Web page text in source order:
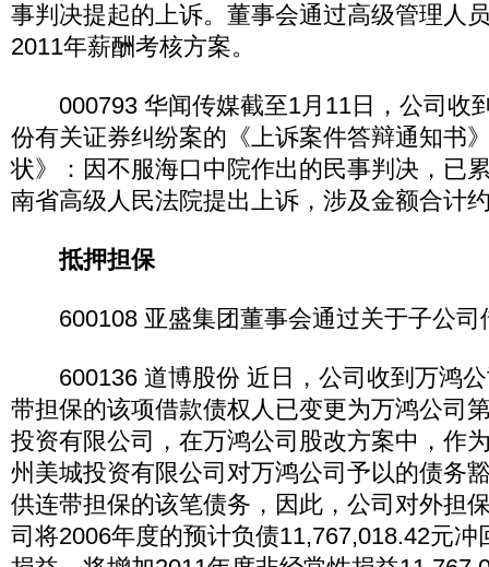
事判决提起的上诉。董事会通过高级管理人
2011年薪酬考核方案。
000793 华闻传媒截至1月11日，公司收
份有关证券纠纷案的《上诉案件答辩通知书
状》：因不服海口中院作出的民事判决，已
南省高级人民法院提出上诉，涉及金额合计
抵押担保
600108 亚盛集团董事会通过关于子公司
600136 道博股份 近日，公司收到万鸿公
带担保的该项借款债权人已变更为万鸿公司
投资有限公司，在万鸿公司股改方案中，作
州美城投资有限公司对万鸿公司予以的债务
供连带担保的该笔债务，因此，公司对外担
司将2006年度的预计负债11,767,018.42元冲